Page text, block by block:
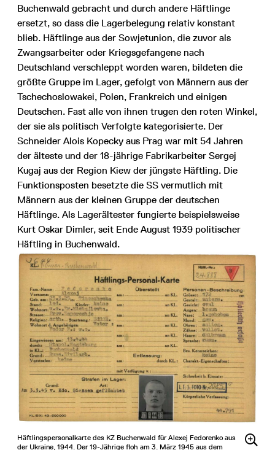
Häftlingspersonalkarte des KZ Buchenwald für Alexej Fedorenko aus
der Ukraine, 1944. Der 19-Jährige floh am 3. März 1945 aus dem
Buchenwald gebracht und durch andere Häftlinge
ersetzt, so dass die Lagerbelegung relativ konstant
blieb. Häftlinge aus der Sowjetunion, die zuvor als
Zwangsarbeiter oder Kriegsgefangene nach
Deutschland verschleppt worden waren, bildeten die
größte Gruppe im Lager, gefolgt von Männern aus der
Tschechoslowakei, Polen, Frankreich und einigen
Deutschen. Fast alle von ihnen trugen den roten Winkel,
der sie als politisch Verfolgte kategorisierte. Der
Schneider Alois Kopecky aus Prag war mit 54 Jahren
der älteste und der 18-jährige Fabrikarbeiter Sergej
Kugaj aus der Region Kiew der jüngste Häftling. Die
Funktionsposten besetzte die SS vermutlich mit
Männern aus der kleinen Gruppe der deutschen
Häftlinge. Als Lagerältester fungierte beispielsweise
Kurt Oskar Dimler, seit Ende August 1939 politischer
Häftling in Buchenwald.